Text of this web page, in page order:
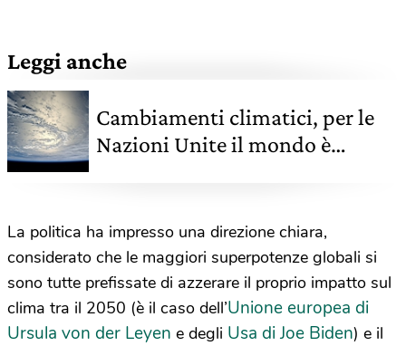
Leggi anche
Cambiamenti climatici, per le
Nazioni Unite il mondo è
La politica ha impresso una direzione chiara,
considerato che le maggiori superpotenze globali si
sono tutte prefissate di azzerare il proprio impatto sul
clima tra il 2050 (è il caso dell’Unione europea di
Ursula von der Leyen e degli Usa di Joe Biden) e il